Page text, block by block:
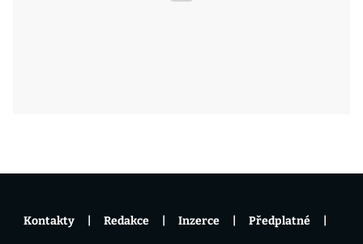
Kontakty Redakce Inzerce Předplatné